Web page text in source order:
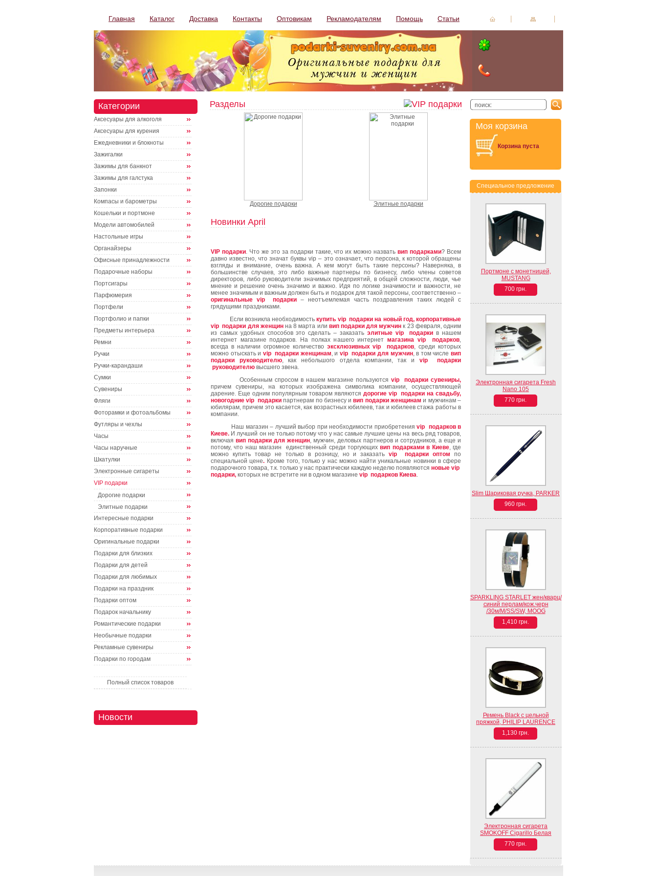
Главная Каталог Доставка Контакты Оптовикам Рекламодателям Помощь Статьи
Категории
Аксесуары для алкоголя
Аксесуары для курения
Ежедневники и блокноты
Зажигалки
Зажимы для банкнот
Зажимы для галстука
Запонки
Компасы и барометры
Кошельки и портмоне
Модели автомобилей
Настольные игры
Органайзеры
Офисные принадлежности
Подарочные наборы
Портсигары
Парфюмерия
Портфели
Портфолио и папки
Предметы интерьера
Ремни
Ручки
Ручки-карандаши
Сумки
Сувениры
Фляги
Фоторамки и фотоальбомы
Футляры и чехлы
Часы
Часы наручные
Шкатулки
Электронные сигареты
VIP подарки
Дорогие подарки
Элитные подарки
Интересные подарки
Корпоративные подарки
Оригинальные подарки
Подарки для близких
Подарки для детей
Подарки для любимых
Подарки на праздник
Подарки оптом
Подарок начальнику
Романтические подарки
Необычные подарки
Рекламные сувениры
Подарки по городам
Полный список товаров
Новости
Разделы
Дорогие подарки Элитные подарки
Новинки April
VIP подарки. Что же это за подарки такие, что их можно назватьвип подарками? Всем
давно известно, что значат буквы vip – это означает, что персона, к которой обращены
взгляды и внимание, очень важна. А кем могут быть такие персоны? Наверняка, в
большинстве случаев, это либо важные партнеры по бизнесу, либо члены советов
директоров, либо руководители значимых предприятий, в общей сложности, люди, чье
мнение и решение очень значимо и важно. Идя по логике значимости и важности, не
менее значимым и важным должен быть и подарок для такой персоны, соответственно –
оригинальные vip
подарки – неотъемлемая часть поздравления таких людей с
грядущими праздниками.
Если возникла необходимостькупить vip подарки на новый год, корпоративные
vip подарки для женщинна 8 марта или вип подарки для мужчин к 23 февраля, одним
из самых удобных способов это сделать – заказать элитные vip подарки в нашем
интернет магазине подарков. На полках нашего интернет магазина vip подарков,
всегда в наличии огромное количество эксклюзивных vip подарков, среди которых
можно отыскать и vip подарки женщинам, и vip подарки для мужчин, в том числе вип
подарки руководителю, как небольшого отдела компании, так и vip
подарки
руководителю высшего звена.
Особенным спросом в нашем магазине пользуютсяvip
подарки сувениры,
причем сувениры, на которых изображена символика компании, осуществляющей
дарение. Еще одним популярным товаром являются дорогие vip подарки на свадьбу,
новогодние vip подаркипартнерам по бизнесу ивип подарки женщинам и мужчинам –
юбилярам, причем это касается, как возрастных юбилеев, так и юбилеев стажа работы в
компании.
Наш магазин – лучший выбор при необходимости приобретенияvip подарков в
Киеве. И лучший он не только потому что у нас самые лучшие цены на весь ряд товаров,
включая вип подарки для женщин, мужчин, деловых партнеров и сотрудников, а еще и
потому, что наш магазин
единственный среди торгующихвип подарками в Киеве, где
можно купить товар не только в розницу, но и заказатьvip подарки оптом по
специальной цене. Кроме того, только у нас можно найти уникальные новинки в сфере
подарочного товара, т.к. только у нас практически каждую неделю появляются новые vip
подарки, которых не встретите ни в одном магазине vip подарков Киева.
Моя корзина
Корзина пуста
Специальное предложение
Портмоне с монетницей,
MUSTANG
700 грн.
Электронная сигарета Fresh
Nano 105
770 грн.
Slim Шариковая ручка, PARKER
960 грн.
SPARKLING STARLET жен/кварц/
синий перлам/кож.черн
/30м/M/SS/SW, MOOG
1,410 грн.
Ремень Black с цельной
пряжкой, PHILIP LAURENCE
1,130 грн.
Электронная сигарета
SMOKOFF Cigarillo Белая
770 грн.